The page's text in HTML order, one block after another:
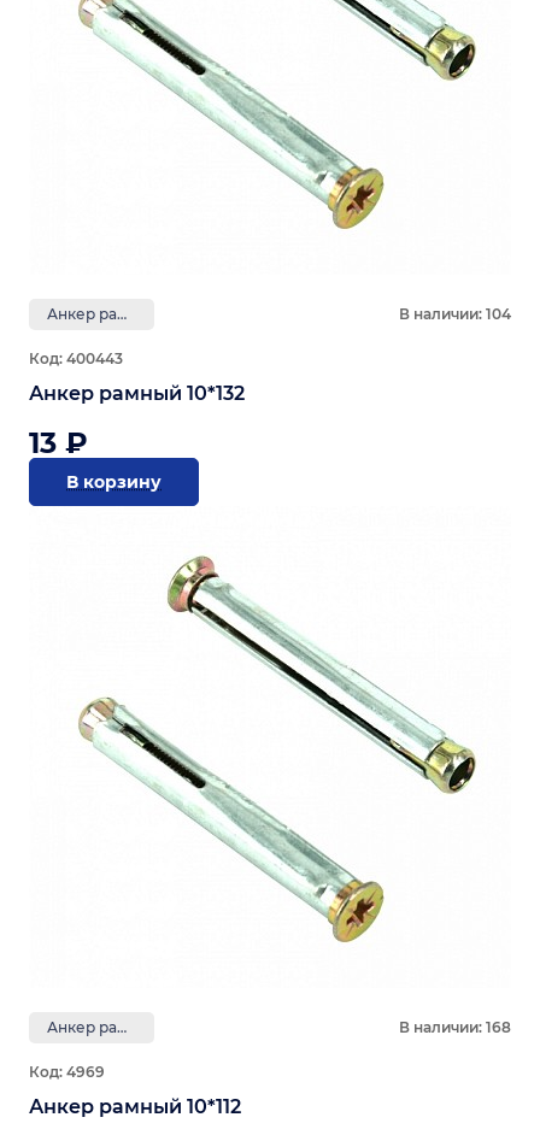
Анкер рамный В наличии: 104
Код: 400443
Анкер рамный 10*132
13 ₽
В корзину
Анкер рамный В наличии: 168
Код: 4969
Анкер рамный 10*112